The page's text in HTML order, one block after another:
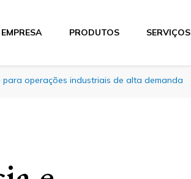
EMPRESA PRODUTOS SERVIÇOS
para operações industriais de alta demanda